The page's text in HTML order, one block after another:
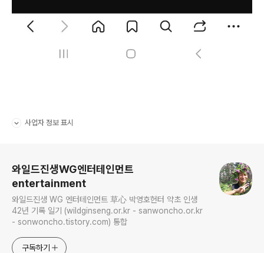
사업자 정보 표시
와일드진생WG엔터테인먼트
entertainment
와일드진생 WG 엔터테인먼트 草心 박영호헌터 약초 인생
42년 기록 일기 (wildginseng.or.kr - sanwoncho.or.kr
- sonwoncho.tistory.com) 통합
구독하기